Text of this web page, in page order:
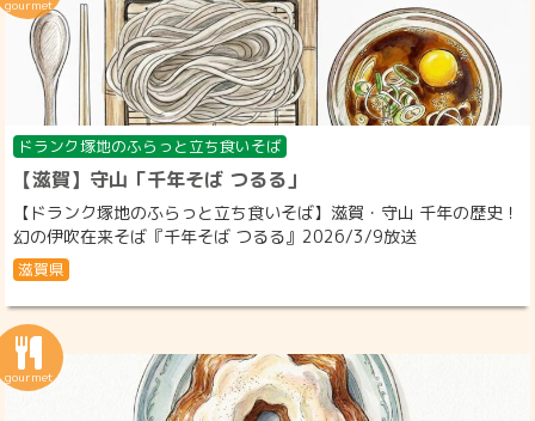
ドランク塚地のふらっと立ち食いそば
【滋賀】守山「千年そば つるる」
【ドランク塚地のふらっと立ち食いそば】滋賀・守山 千年の歴史！
幻の伊吹在来そば『千年そば つるる』2026/3/9放送
滋賀県